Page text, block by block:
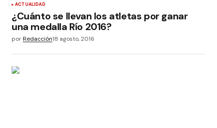
ACTUALIDAD
¿Cuánto se llevan los atletas por ganar
una medalla Río 2016?
porRedacción18 agosto, 2016